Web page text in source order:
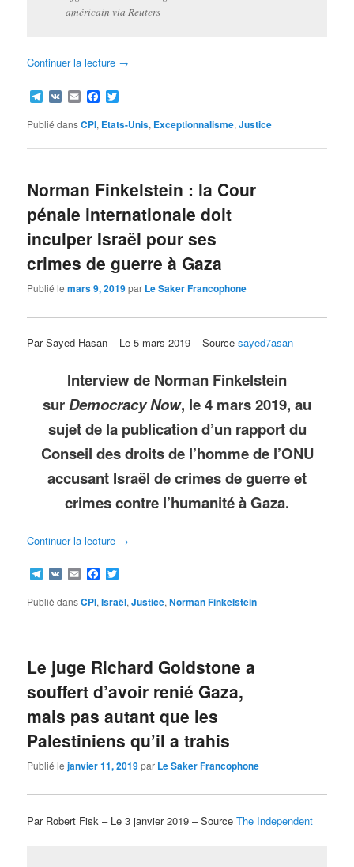
américain via Reuters
Continuer la lecture →
Telegram
VK EmailFacebook
Publié dansCPI, Etats-Unis, Exceptionnalisme,Justice
Norman Finkelstein : la Cour
pénale internationale doit
inculper Israël pour ses
crimes de guerre à Gaza
Publié lemars 9, 2019par Le Saker Francophone
Par Sayed Hasan – Le 5 mars 2019 – Sourcesayed7asan
Interview de Norman Finkelstein
surDemocracy Now, le 4 mars 2019, au
sujet de la publication d’un rapport du
Conseil des droits de l’homme de l’ONU
accusant Israël de crimes de guerre et
crimes contre l’humanité à Gaza.
Continuer la lecture →
Telegram
VK EmailFacebook
Publié dansCPI,Israël,Justice,Norman Finkelstein
Le juge Richard Goldstone a
souffert d’avoir renié Gaza,
mais pas autant que les
Palestiniens qu’il a trahis
Publié lejanvier 11, 2019par Le Saker Francophone
Par Robert Fisk – Le 3 janvier 2019 – SourceThe Independent